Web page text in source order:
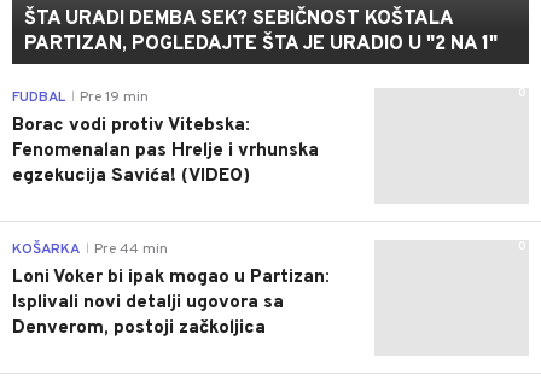
ŠTA URADI DEMBA SEK? SEBIČNOST KOŠTALA
PARTIZAN, POGLEDAJTE ŠTA JE URADIO U "2 NA 1"
0
FUDBAL Pre 19 min
Borac vodi protiv Vitebska:
Fenomenalan pas Hrelje i vrhunska
egzekucija Savića! (VIDEO)
0
KOŠARKA Pre 44 min
Loni Voker bi ipak mogao u Partizan:
Isplivali novi detalji ugovora sa
Denverom, postoji začkoljica